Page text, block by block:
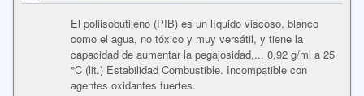
El poliisobutileno (PIB) es un líquido viscoso, blanco
como el agua, no tóxico y muy versátil, y tiene la
capacidad de aumentar la pegajosidad,... 0,92 g/ml a 25
°C (lit.) Estabilidad Combustible. Incompatible con
agentes oxidantes fuertes.